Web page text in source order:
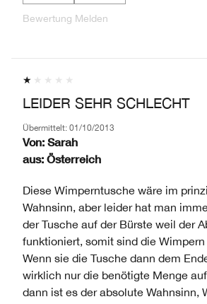
Bewertung Melden
LEIDER SEHR SCHLECHT
Übermittelt: 01/10/2013
Von: Sarah
aus: Österreich
Diese Wimperntusche wäre im
Wahnsinn, aber leider hat man
der Tusche auf der Bürste weil der
funktioniert, somit sind die Wimpern
Wenn sie die Tusche dann dem
wirklich nur die benötigte Menge
dann ist es der absolute Wahnsinn,